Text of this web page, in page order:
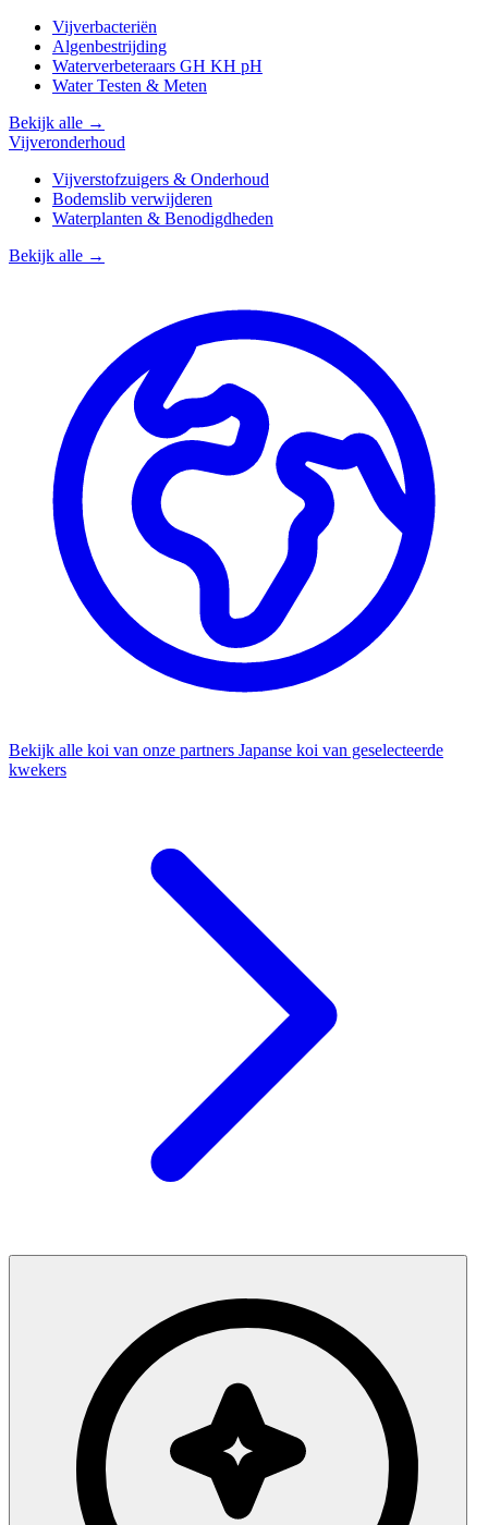
Vijverbacteriën
Algenbestrijding
Waterverbeteraars GH KH pH
Water Testen & Meten
Bekijk alle →
Vijveronderhoud
Vijverstofzuigers & Onderhoud
Bodemslib verwijderen
Waterplanten & Benodigdheden
Bekijk alle →
Bekijk alle koi van onze partners Japanse koi van geselecteerde
kwekers